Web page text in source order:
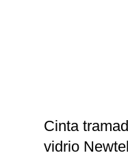
Cinta
vidrio